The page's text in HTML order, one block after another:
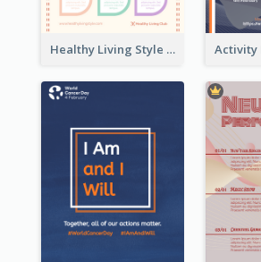
Healthy Living Style Flyer In Warm Colour Tone